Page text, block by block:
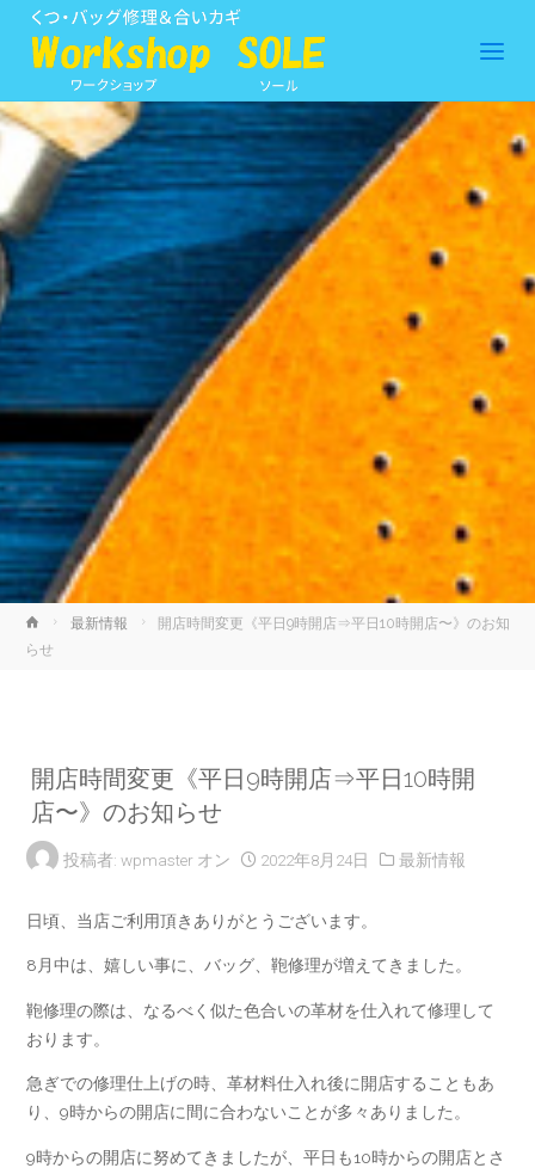
ホ
ー
最新情報
開店時間変更《平日9時開店⇒平日10時開店〜》のお知
らせ
開店時間変更《平日9時開店⇒平日10時開
店〜》のお知らせ
投稿者: wpmaster オン 2022年8月24日 最新情報
日頃、当店ご利用頂きありがとうございます。
8月中は、嬉しい事に、バッグ、鞄修理が増えてきました。
鞄修理の際は、なるべく似た色合いの革材を仕入れて修理して
おります。
急ぎでの修理仕上げの時、革材料仕入れ後に開店することもあ
り、9時からの開店に間に合わないことが多々ありました。
9時からの開店に努めてきましたが、平日も10時からの開店とさ